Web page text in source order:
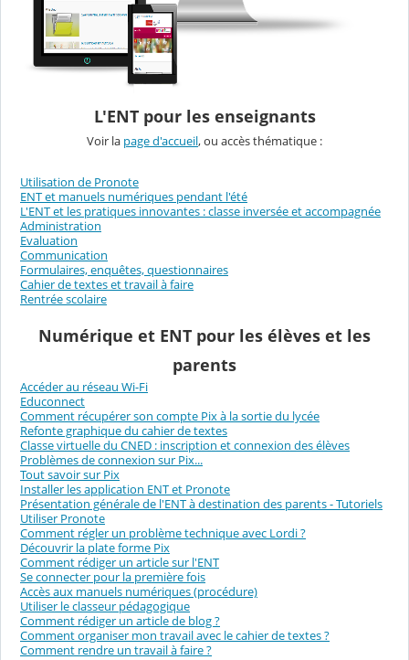
L'ENT pour les enseignants
Voir la page d'accueil, ou accès thématique :
Utilisation de Pronote
ENT et manuels numériques pendant l'été
L'ENT et les pratiques innovantes : classe inversée et accompagnée
Administration
Evaluation
Communication
Formulaires, enquêtes, questionnaires
Cahier de textes et travail à faire
Rentrée scolaire
Numérique et ENT pour les élèves et les
parents
Accéder au réseau Wi-Fi
Educonnect
Comment récupérer son compte Pix à la sortie du lycée
Refonte graphique du cahier de textes
Classe virtuelle du CNED : inscription et connexion des élèves
Problèmes de connexion sur Pix...
Tout savoir sur Pix
Installer les application ENT et Pronote
Présentation générale de l'ENT à destination des parents - Tutoriels
Utiliser Pronote
Comment régler un problème technique avec Lordi ?
Découvrir la plate forme Pix
Comment rédiger un article sur l'ENT
Se connecter pour la première fois
Accès aux manuels numériques (procédure)
Utiliser le classeur pédagogique
Comment rédiger un article de blog ?
Comment organiser mon travail avec le cahier de textes ?
Comment rendre un travail à faire ?